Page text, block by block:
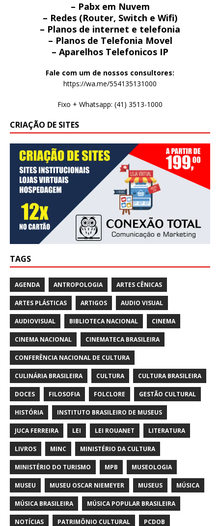
– Pabx em Nuvem
– Redes (Router, Switch e Wifi)
– Planos de internet e telefonia
– Planos de Telefonia Movel
– Aparelhos Telefonicos IP
Fale com um de nossos consultores:
https://wa.me/554135131000
Fixo + Whatsapp: (41) 3513-1000
CRIAÇÃO DE SITES
TAGS
AGENDA ANTROPOLOGIA ARTES CÊNICAS
ARTES PLÁSTICAS ARTIGOS AUDIO VISUAL
AUDIOVISUAL BIBLIOTECA NACIONAL CINEMA
CINEMA NACIONAL CINEMATECA BRASILEIRA
CONFERÊNCIA NACIONAL DE CULTURA
CULINÁRIA BRASILEIRA CULTURA CULTURA BRASILEIRA
DOCES FILOSOFIA FOLCLORE GESTÃO CULTURAL
HISTÓRIA INSTITUTO BRASILEIRO DE MUSEUS
JUCA FERREIRA LEI LEI ROUANET LITERATURA
LIVROS MINC MINISTÉRIO DA CULTURA
MINISTÉRIO DO TURISMO MPB MUSEOLOGIA
MUSEU MUSEU OSCAR NIEMEYER MUSEUS MÚSICA
MÚSICA BRASILEIRA MÚSICA POPULAR BRASILEIRA
NOTÍCIAS PATRIMÔNIO CULTURAL PCDOB